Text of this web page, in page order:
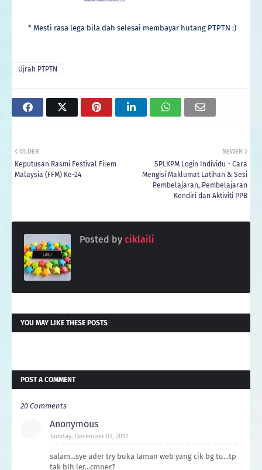
* Mesti rasa lega bila dah selesai membayar hutang PTPTN :)
Ujrah PTPTN
NEWER
SPLKPM Login Individu - Cara
Mengisi Maklumat Latihan & Sesi
Pembelajaran, Pembelajaran
Kendiri dan Aktiviti PPB
OLDER
Keputusan Rasmi Festival Filem
Malaysia (FFM) Ke-24
Posted by ciklaili
YOU MAY LIKE THESE POSTS
POST A COMMENT
20 Comments
Anonymous
Sunday, December 02, 2012
salam...sye ader try buka laman web yang cik bg tu...tp
tak blh ler...cmner?